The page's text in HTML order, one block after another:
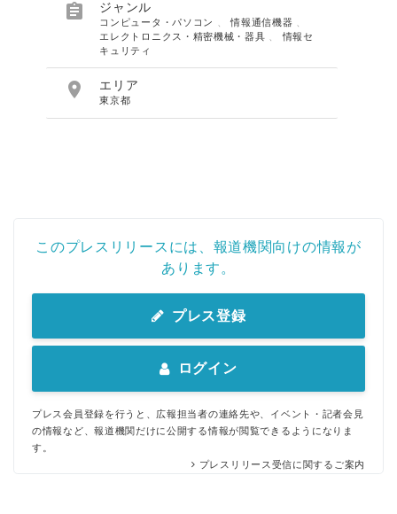
 ジャンル
コンピュータ・パソコン 、情報通信機器
エレクトロニクス・精密機械・器具
、情報セ
キュリティ
 エリア
東京都
このプレスリリースには、報道機関向けの情報が
あります。
プレス登録
ログイン
プレス会員登録を行うと、広報担当者の連絡先や、イベント・記者会見
の情報など、報道機関だけに公開する情報が閲覧できるようになりま
す。
プレスリリース受信に関するご案内